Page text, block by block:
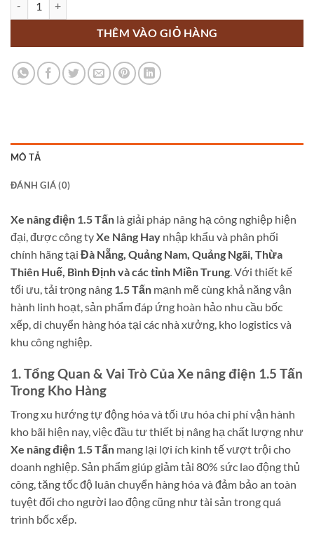
THÊM VÀO GIỎ HÀNG
MÔ TẢ
ĐÁNH GIÁ (0)
Xe nâng điện 1.5 Tấn là giải pháp nâng hạ công nghiệp hiện
đại, được công tyXe Nâng Hay nhập khẩu và phân phối
chính hãng tại Đà Nẵng, Quảng Nam, Quảng Ngãi, Thừa
Thiên Huế, Bình Định và các tỉnh Miền Trung. Với thiết kế
tối ưu, tải trọng nâng 1.5 Tấn mạnh mẽ cùng khả năng vận
hành linh hoạt, sản phẩm đáp ứng hoàn hảo nhu cầu bốc
xếp, di chuyển hàng hóa tại các nhà xưởng, kho logistics và
khu công nghiệp.
1. Tổng Quan & Vai Trò Của Xe nâng điện 1.5 Tấn
Trong Kho Hàng
Trong xu hướng tự động hóa và tối ưu hóa chi phí vận hành
kho bãi hiện nay, việc đầu tư thiết bị nâng hạ chất lượng như
Xe nâng điện 1.5 Tấn mang lại lợi ích kinh tế vượt trội cho
doanh nghiệp. Sản phẩm giúp giảm tải 80% sức lao động thủ
công, tăng tốc độ luân chuyển hàng hóa và đảm bảo an toàn
tuyệt đối cho người lao động cũng như tài sản trong quá
trình bốc xếp.